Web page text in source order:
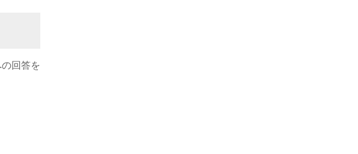
回答を